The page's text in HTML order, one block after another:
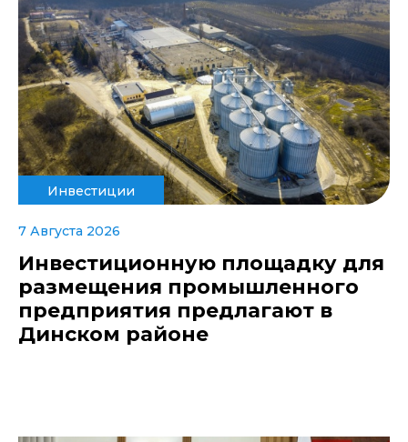
Инвестиции
7 Августа 2026
Инвестиционную площадку для
размещения промышленного
предприятия предлагают в
Динском районе